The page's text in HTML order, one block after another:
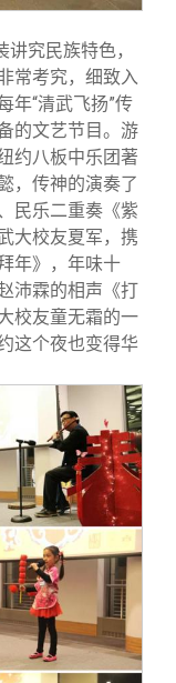
究民族特色，
常考究，细致入
年“清武飞扬”传
的文艺节目。游
约八板中乐团著
，传神的演奏了
民乐二重奏《紫
大校友夏军，携
年》，年味十
沛霖的相声《打
校友童无霜的一
这个夜也变得华